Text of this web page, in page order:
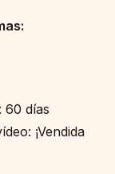
60 días
¡Vendida